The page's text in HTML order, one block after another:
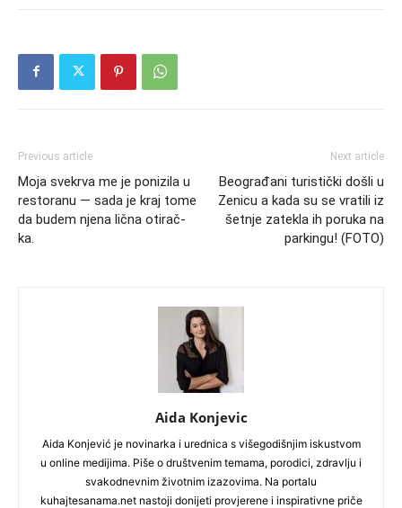
Previous article
Moja svekrva me je ponizila u
restoranu — sada je kraj tome
da budem njena lična otirač-
ka.
Next article
Beograđani turistički došli u
Zenicu a kada su se vratili iz
šetnje zatekla ih poruka na
parkingu! (FOTO)
Aida Konjevic
Aida Konjević je novinarka i urednica s višegodišnjim iskustvom
u online medijima. Piše o društvenim temama, porodici, zdravlju i
svakodnevnim životnim izazovima. Na portalu
kuhajtesanama.net nastoji donijeti provjerene i inspirativne priče